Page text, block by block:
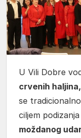
U Vili Dobre
crvenih haljina,
se
ciljem
moždanog